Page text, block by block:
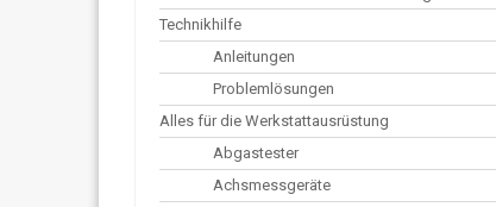
Technikhilfe
Anleitungen
Problemlösungen
Alles für die Werkstattausrüstung
Abgastester
Achsmessgeräte